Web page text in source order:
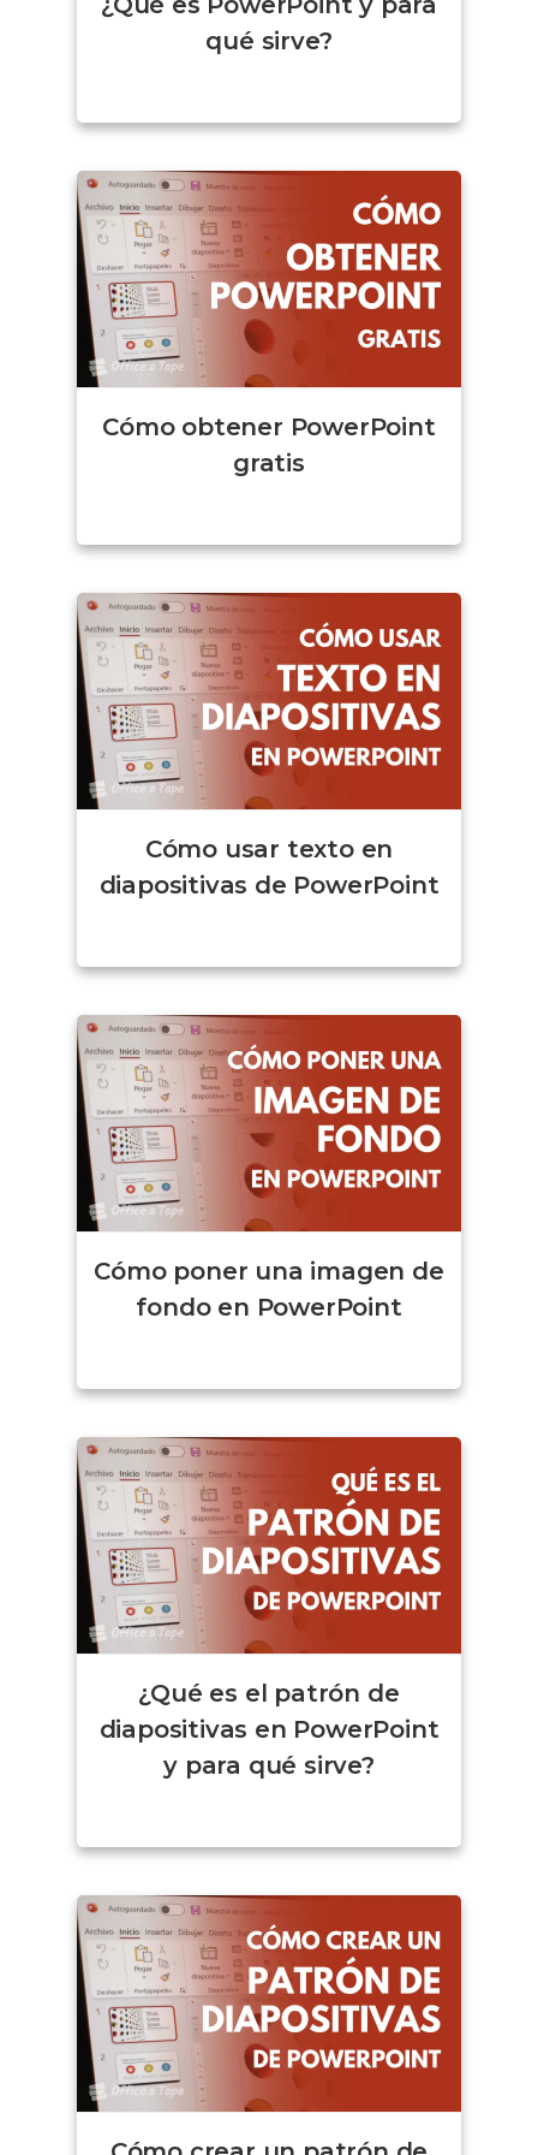
qué sirve?
Cómo obtener PowerPoint
gratis
Cómo usar texto en
diapositivas de PowerPoint
Cómo poner una imagen de
fondo en PowerPoint
¿Qué es el patrón de
diapositivas en PowerPoint
y para qué sirve?